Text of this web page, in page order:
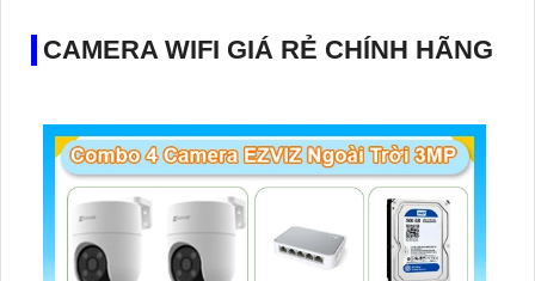
CAMERA WIFI GIÁ RẺ CHÍNH HÃNG